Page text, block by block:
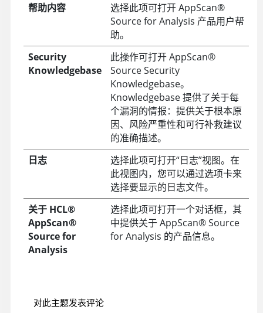
帮助内容
选择此项可打开AppScan®
Source for Analysis 产品用户帮
助。
Security
Knowledgebase
此操作可打开AppScan®
Source Security
Knowledgebase。
Knowledgebase提供了关于每
个漏洞的情报：提供关于根本原
因、风险严重性和可行补救建议
的准确描述。
日志
选择此项可打开“日志”视图。在
此视图内，您可以通过选项卡来
选择要显示的日志文件。
关于 HCL®
AppScan®
Source for
Analysis
选择此项可打开一个对话框，其
中提供关于AppScan®Source
for Analysis 的产品信息。
对此主题发表评论